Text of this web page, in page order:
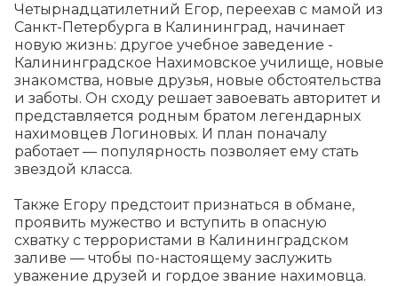
Четырнадцатилетний Егор, переехав с мамой из
Санкт-Петербурга в Калининград, начинает
новую жизнь: другое учебное заведение -
Калининградское Нахимовское училище, новые
знакомства, новые друзья, новые обстоятельства
и заботы. Он сходу решает завоевать авторитет и
представляется родным братом легендарных
нахимовцев Логиновых. И план поначалу
работает — популярность позволяет ему стать
звездой класса.
Также Егору предстоит признаться в обмане,
проявить мужество и вступить в опасную
схватку с террористами в Калининградском
заливе — чтобы по-настоящему заслужить
уважение друзей и гордое звание нахимовца.